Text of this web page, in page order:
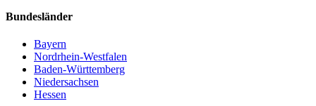
Bundesländer
Bayern
Nordrhein-Westfalen
Baden-Württemberg
Niedersachsen
Hessen